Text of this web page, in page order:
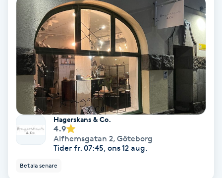
Medicinsk massage
Meditation
Medium
Megavolymfransar
Melasma
Mesoterapi
Hagerskans & Co.
4.9
Alfhemsgatan 2, Göteborg
Tider fr. 07:45, ons 12 aug.
Betala senare